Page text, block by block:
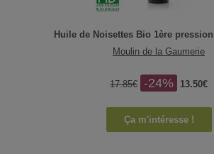
Huile de Noisettes Bio 1ère
Moulin de la Gaumerie
17.85€ -24% 13.50€
Ça m'intéresse !